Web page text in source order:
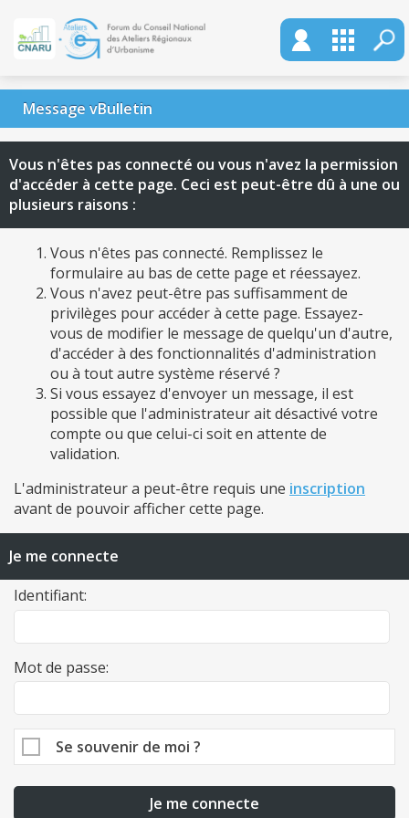
Message vBulletin
Vous n'êtes pas connecté ou vous n'avez la permission
d'accéder à cette page. Ceci est peut-être dû à une ou
plusieurs raisons :
Vous n'êtes pas connecté. Remplissez le
formulaire au bas de cette page et réessayez.
Vous n'avez peut-être pas suffisamment de
privilèges pour accéder à cette page. Essayez-
vous de modifier le message de quelqu'un d'autre,
d'accéder à des fonctionnalités d'administration
ou à tout autre système réservé ?
Si vous essayez d'envoyer un message, il est
possible que l'administrateur ait désactivé votre
compte ou que celui-ci soit en attente de
validation.
L'administrateur a peut-être requis une inscription
avant de pouvoir afficher cette page.
Je me connecte
Identifiant:
Mot de passe:
Se souvenir de moi ?
Je me connecte